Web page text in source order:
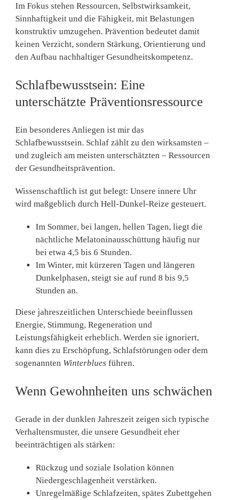
Im Fokus stehen Ressourcen, Selbstwirksamkeit,
Sinnhaftigkeit und die Fähigkeit, mit Belastungen
konstruktiv umzugehen. Prävention bedeutet damit
keinen Verzicht, sondern Stärkung, Orientierung und
den Aufbau nachhaltiger Gesundheitskompetenz.
Schlafbewusstsein: Eine
unterschätzte Präventionsressource
Ein besonderes Anliegen ist mir das
Schlafbewusstsein. Schlaf zählt zu den wirksamsten –
und zugleich am meisten unterschätzten – Ressourcen
der Gesundheitsprävention.
Wissenschaftlich ist gut belegt: Unsere innere Uhr
wird maßgeblich durch Hell-Dunkel-Reize gesteuert.
Im Sommer, bei langen, hellen Tagen, liegt die
nächtliche Melatoninausschüttung häufig nur
bei etwa 4,5 bis 6 Stunden.
Im Winter, mit kürzeren Tagen und längeren
Dunkelphasen, steigt sie auf rund 8 bis 9,5
Stunden an.
Diese jahreszeitlichen Unterschiede beeinflussen
Energie, Stimmung, Regeneration und
Leistungsfähigkeit erheblich. Werden sie ignoriert,
kann dies zu Erschöpfung, Schlafstörungen oder dem
sogenannten Winterblues führen.
Wenn Gewohnheiten uns schwächen
Gerade in der dunklen Jahreszeit zeigen sich typische
Verhaltensmuster, die unsere Gesundheit eher
beeinträchtigen als stärken:
Rückzug und soziale Isolation können
Niedergeschlagenheit verstärken.
Unregelmäßige Schlafzeiten, spätes Zubettgehen